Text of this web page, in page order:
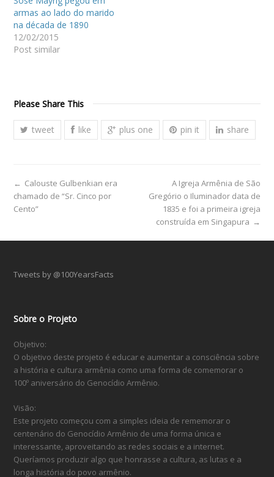
armas ao lado do marido
na década de 1890
12/02/2015
Post similar
Please Share This
tweet like plus one pin it share
A Igreja Armênia de São
Gregório o Iluminador data de
1835 e foi a primeira igreja
construída em Singapura →
← Calouste Gulbenkian era
chamado de “Sr. Cinco por
Cento”
Tweets by @100YearsFacts
Sobre o Projeto
Objetivo:
O objetivo deste projeto é educar e aumentar a consciência sobre
a história e cultura armênia como uma forma de comemorar o
100º aniversário do Genocídio Armênio.
Visão:
Este projeto começou com a simples ideia de rememorar o
centenário do Genocídio Armênio de uma forma única e
interessante, aproveitando as redes sociais e a internet.
Queríamos produzir algo que honrasse a cultura, as lutas e a
longa história do povo armênio.